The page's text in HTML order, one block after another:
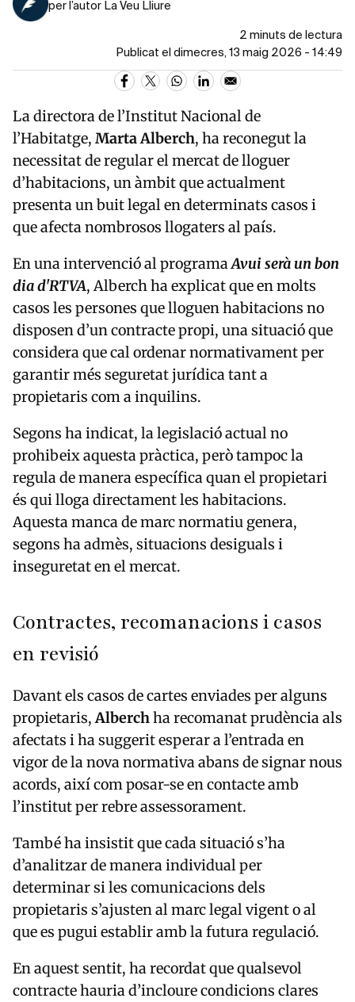
per l’autor La Veu Lliure
2 minuts de lectura
Publicat el dimecres, 13 maig 2026 - 14:49
La directora de l’Institut Nacional de
l’Habitatge, MartaAlberch, ha reconegut la
necessitat de regular el mercat de lloguer
d’habitacions, un àmbit que actualment
presenta un buit legal en determinats casos i
que afecta nombrosos llogaters al país.
En una intervenció al programaAvui serà un bon
dia d'RTVA, Alberch ha explicat que en molts
casos les persones que lloguen habitacions no
disposen d’un contracte propi, una situació que
considera que cal ordenar normativament per
garantir més seguretat jurídica tant a
propietaris com a inquilins.
Segons ha indicat, la legislació actual no
prohibeix aquesta pràctica, però tampoc la
regula de manera específica quan el propietari
és qui lloga directament les habitacions.
Aquesta manca de marc normatiu genera,
segons ha admès, situacions desiguals i
inseguretat en el mercat.
Contractes, recomanacions i casos
en revisió
Davant els casos de cartes enviades per alguns
propietaris,Alberchha recomanat prudència als
afectats i ha suggerit esperar a l’entrada en
vigor de la nova normativa abans de signar nous
acords, així com posar-se en contacte amb
l’institut per rebre assessorament.
També ha insistit que cada situació s’ha
d’analitzar de manera individual per
determinar si les comunicacions dels
propietaris s’ajusten al marc legal vigent o al
que es pugui establir amb la futura regulació.
En aquest sentit, ha recordat que qualsevol
contracte hauria d’incloure condicions clares